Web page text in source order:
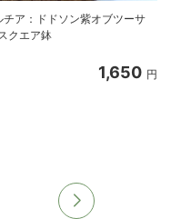
チア：ドドソン紫オブツーサ
クエア鉢
1,650 円